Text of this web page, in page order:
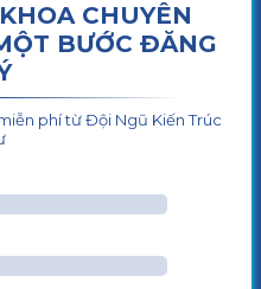
CHUYÊN
BƯỚC ĐĂNG
phí từ Đội Ngũ Kiến Trúc